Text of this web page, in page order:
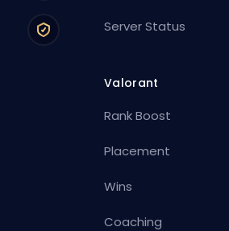
Server Status
Valorant
Rank Boost
Placement
Wins
Coaching